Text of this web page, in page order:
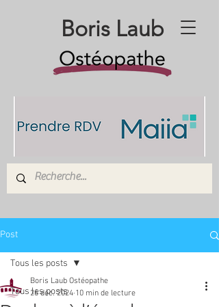
Boris Laub
Post
Tous les posts
Tous les posts
Boris Laub Ostéopathe
26 déc. 2024 10 min de lecture